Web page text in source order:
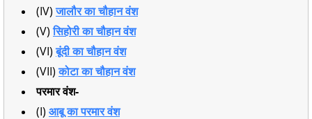
(IV)जालौर का चौहान वंश
(V)सिहोरी का चौहान वंश
(VI)बूंदी का चौहान वंश
(VII)कोटा का चौहान वंश
परमार वंश-
(I) आबू का परमार वंश